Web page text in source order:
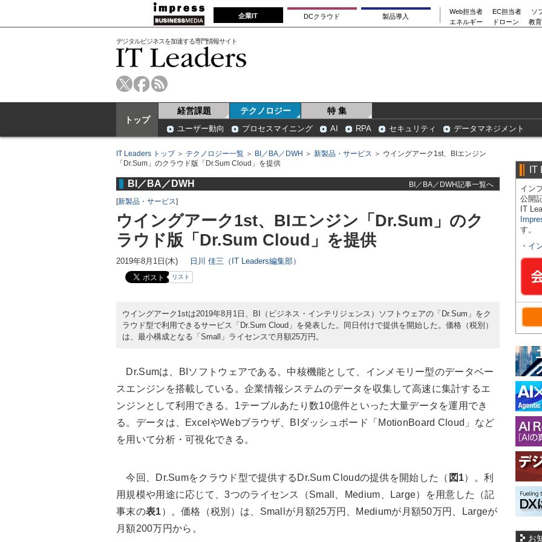
企業IT DCクラウド 製品導入
Web担当者 EC担当者
ソ
エネルギー
ドローン 教
デジタルビジネスを加速する専門情報サイト
トップ
経営課題 テクノロジー 特 集
ユーザー動向 プロセスマイニング AI RPA セキュリティ データマネジメント
IT Leaders トップ＞ テクノロジー一覧 ＞ BI／BA／DWH ＞ 新製品・サービス ＞ ウイングアーク1st、BIエンジン
「Dr.Sum」のクラウド版「Dr.Sum Cloud」を提供
BI／BA／DWH
BI／BA／DWH記事一覧へ
[新製品・サービス]
ウイングアーク1st、BIエンジン「Dr.Sum」のク
ラウド版「Dr.Sum Cloud」を提供
2019年8月1日(木) 日川 佳三（IT Leaders編集部）
リスト
ウイングアーク1stは2019年8月1日、BI（ビジネス・インテリジェンス）ソフトウェアの「Dr.Sum」をク
ラウド型で利用できるサービス「Dr.Sum Cloud」を発表した。同日付けで提供を開始した。価格（税別）
は、最小構成となる「Small」ライセンスで月額25万円。
Dr.Sumは、BIソフトウェアである。中核機能として、インメモリー型のデータベー
スエンジンを搭載している。企業情報システムのデータを収集して高速に集計するエ
ンジンとして利用できる。1テーブルあたり数10億件といった大量データを運用でき
る。データは、ExcelやWebブラウザ、BIダッシュボード「MotionBoard Cloud」など
を用いて分析・可視化できる。
今回、Dr.Sumをクラウド型で提供するDr.Sum Cloudの提供を開始した（ 図1）。利
用規模や用途に応じて、3つのライセンス（Small、Medium、Large）を用意した（記
事末の表1）。価格（税別）は、Smallが月額25万円、Mediumが月額50万円、Largeが
月額200万円から。
IT
イン
公開
IT
す。
・ イ
お